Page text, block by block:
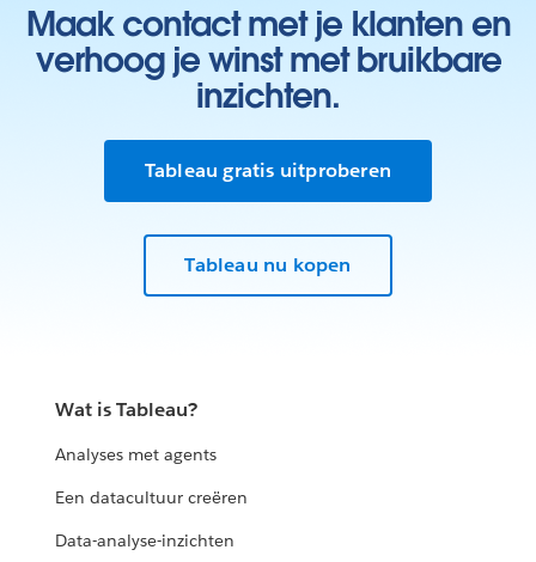
Maak contact met je klanten en
verhoog je winst met bruikbare
inzichten.
Tableau gratis uitproberen
Tableau nu kopen
Wat is Tableau?
Analyses met agents
Een datacultuur creëren
Data-analyse-inzichten